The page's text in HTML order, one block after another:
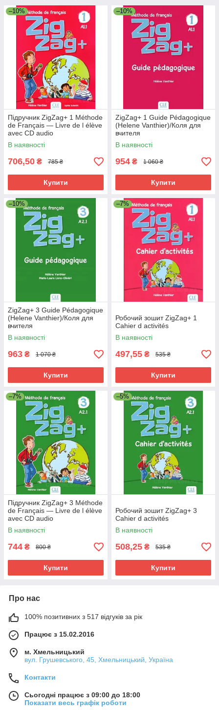
–10%
Підручник ZigZag+ 1 Méthode
de Français — Livre de l élève
avec CD audio
В наявності
706,50 ₴ 785 ₴
Купити
–10%
ZigZag+ 1 Guide Pédagogique
(Helene Vanthier)/Коля для
вчителя
В наявності
954 ₴ 1 060 ₴
Купити
–10%
ZigZag+ 3 Guide Pédagogique
(Helene Vanthier)/Коля для
вчителя
В наявності
963 ₴ 1 070 ₴
Купити
–7%
Робочий зошит ZigZag+ 1
Cahier d activités
В наявності
497,55 ₴ 535 ₴
Купити
–7%
Підручник ZigZag+ 3 Méthode
de Français — Livre de l élève
avec CD audio
В наявності
744 ₴ 800 ₴
Купити
–5%
Робочий зошит ZigZag+ 3
Cahier d activités
В наявності
508,25 ₴ 535 ₴
Купити
Про нас
100% позитивних з 517 відгуків за рік
Працює з 15.02.2016
м. Хмельницький
вул. Грушевського, 45, Хмельницький, Україна
Контакти
Сьогодні працює з 09:00 до 18:00
Показати весь графік роботи